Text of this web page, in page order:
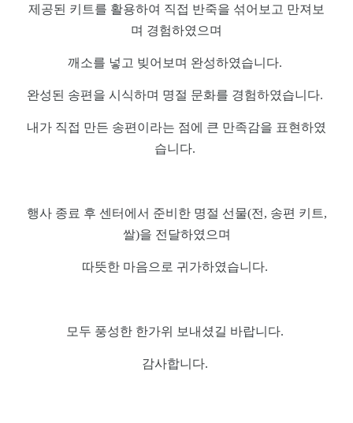
제공된 키트를 활용하여 직접 반죽을 섞어보고 만져보
며 경험하였으며
깨소를 넣고 빚어보며 완성하였습니다.
완성된 송편을 시식하며 명절 문화를 경험하였습니다.
내가 직접 만든 송편이라는 점에 큰 만족감을 표현하였
습니다.
행사 종료 후 센터에서 준비한 명절 선물(전, 송편 키트,
쌀)을 전달하였으며
따뜻한 마음으로 귀가하였습니다.
모두 풍성한 한가위 보내셨길 바랍니다.
감사합니다.